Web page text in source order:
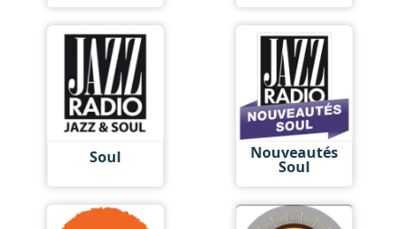
Soul Nouveautés
Soul